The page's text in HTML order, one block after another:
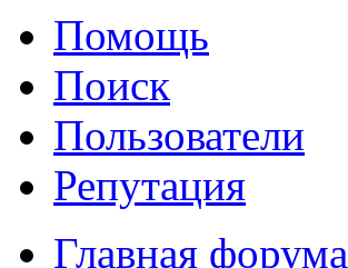
Помощь
Поиск
Пользователи
Репутация
Главная форума